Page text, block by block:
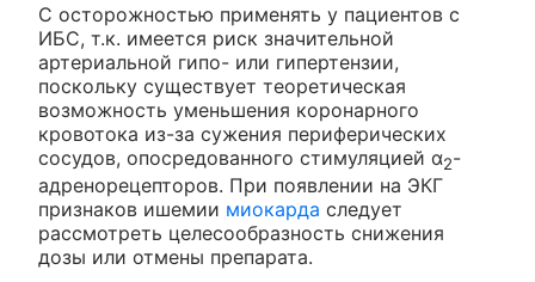
С осторожностью применять у пациентов с
ИБС, т.к. имеется риск значительной
артериальной гипо- или гипертензии,
поскольку существует теоретическая
возможность уменьшения коронарного
кровотока из-за сужения периферических
сосудов, опосредованного стимуляцией α2-
адренорецепторов. При появлении на ЭКГ
признаков ишемии миокарда следует
рассмотреть целесообразность снижения
дозы или отмены препарата.